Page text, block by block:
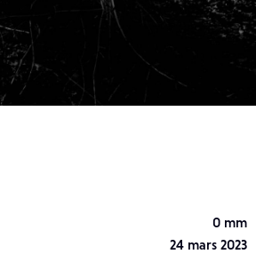
0 mm
24 mars 2023